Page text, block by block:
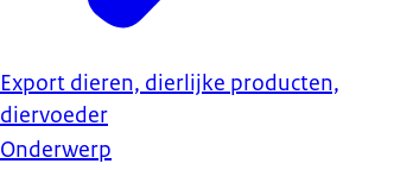
Export dieren, dierlijke producten,
diervoeder
Onderwerp